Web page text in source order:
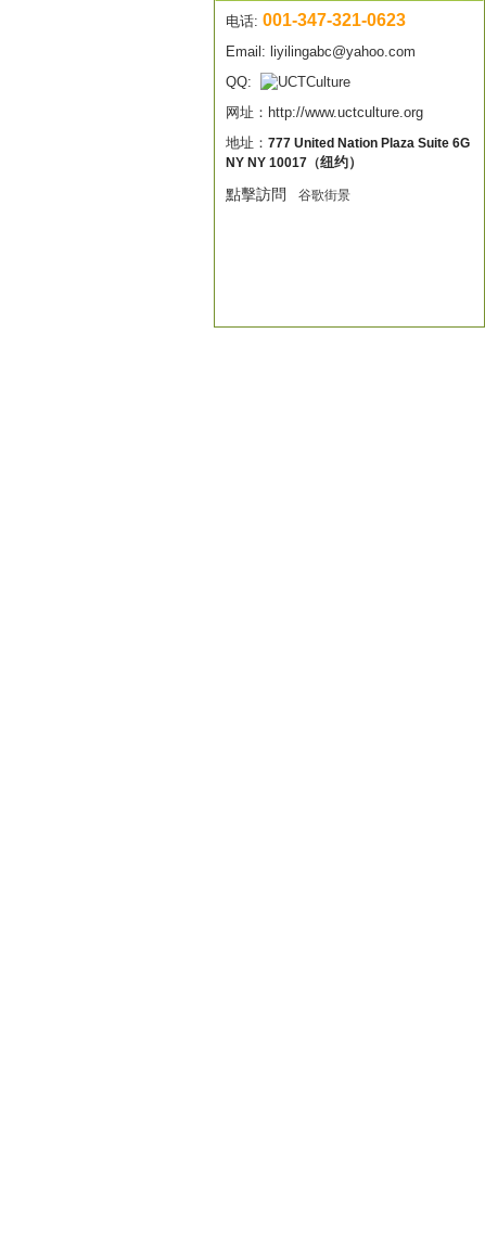
电话: 001-347-321-0623
Email: liyilingabc@yahoo.com
QQ:
网址： http://www.uctculture.org
地址： 777 United Nation Plaza Suite 6G
NY NY 10017 （纽约）
點擊訪問 谷歌街景